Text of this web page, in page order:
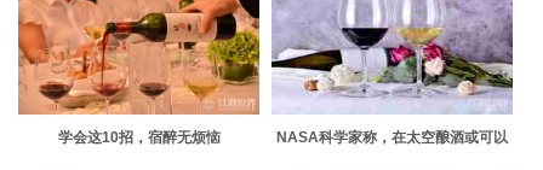
学会这10招，宿醉无烦恼
NASA科学家称，在太空酿酒或可以